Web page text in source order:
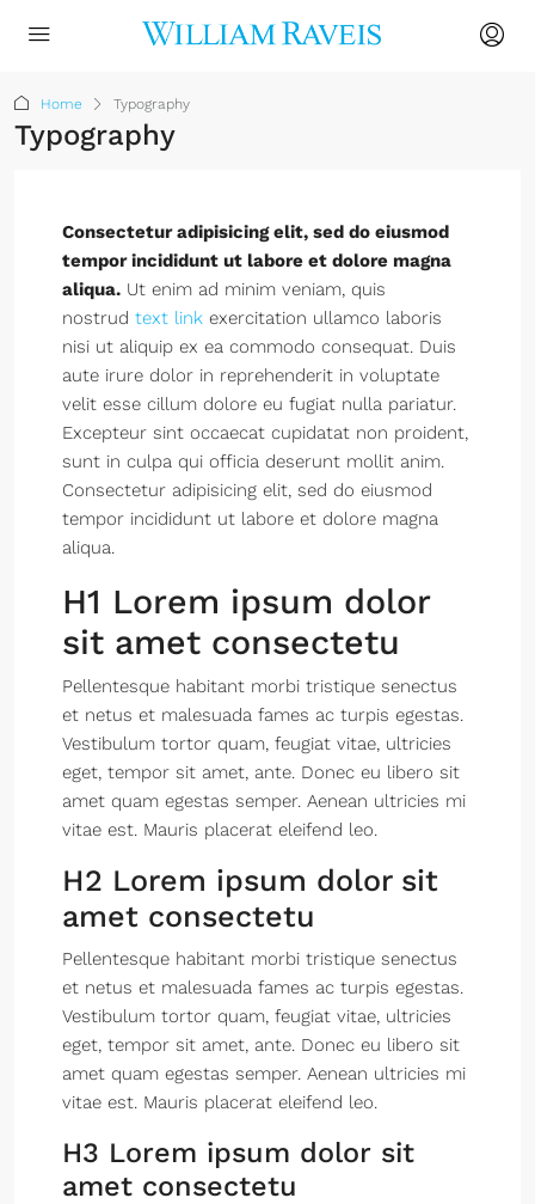
Home Typography
Typography
Consectetur adipisicing elit, sed do eiusmod
tempor incididunt ut labore et dolore magna
aliqua. Ut enim ad minim veniam, quis
nostrud text link exercitation ullamco laboris
nisi ut aliquip ex ea commodo consequat. Duis
aute irure dolor in reprehenderit in voluptate
velit esse cillum dolore eu fugiat nulla pariatur.
Excepteur sint occaecat cupidatat non proident,
sunt in culpa qui officia deserunt mollit anim.
Consectetur adipisicing elit, sed do eiusmod
tempor incididunt ut labore et dolore magna
aliqua.
H1 Lorem ipsum dolor
sit amet consectetu
Pellentesque habitant morbi tristique senectus
et netus et malesuada fames ac turpis egestas.
Vestibulum tortor quam, feugiat vitae, ultricies
eget, tempor sit amet, ante. Donec eu libero sit
amet quam egestas semper. Aenean ultricies mi
vitae est. Mauris placerat eleifend leo.
H2 Lorem ipsum dolor sit
amet consectetu
Pellentesque habitant morbi tristique senectus
et netus et malesuada fames ac turpis egestas.
Vestibulum tortor quam, feugiat vitae, ultricies
eget, tempor sit amet, ante. Donec eu libero sit
amet quam egestas semper. Aenean ultricies mi
vitae est. Mauris placerat eleifend leo.
H3 Lorem ipsum dolor sit
amet consectetu